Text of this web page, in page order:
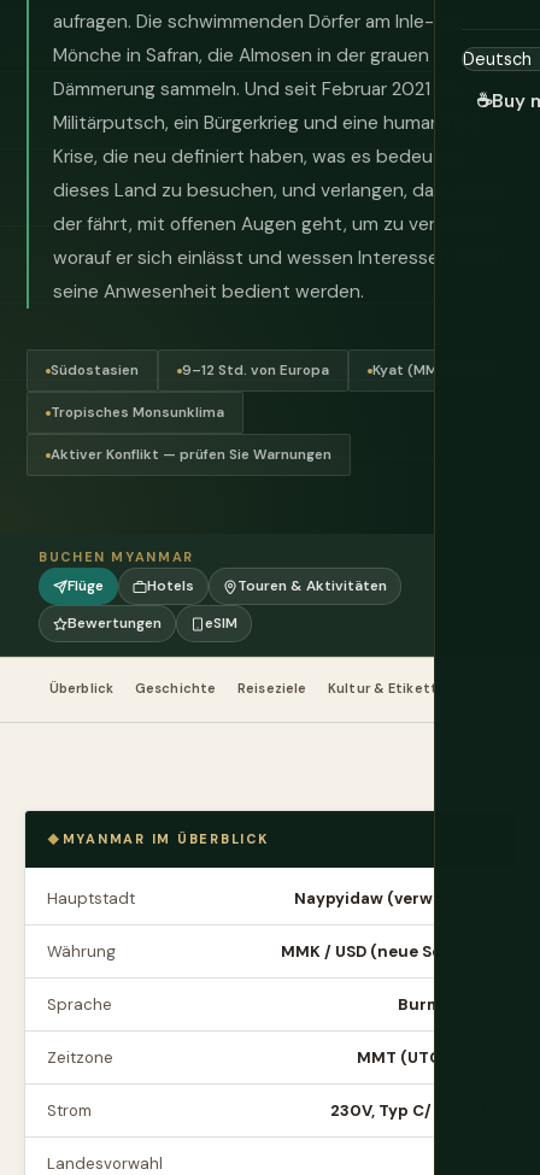
☕Buy
aufragen. Die schwimmenden Dörfer am Inle-See.
Mönche in Safran, die Almosen in der grauen
Dämmerung sammeln. Und seit Februar 2021 ein
Militärputsch, ein Bürgerkrieg und eine humanitäre
Krise, die neu definiert haben, was es bedeutet,
dieses Land zu besuchen, und verlangen, dass jeder,
der fährt, mit offenen Augen geht, um zu verstehen,
worauf er sich einlässt und wessen Interessen durch
seine Anwesenheit bedient werden.
Südostasien 9–12 Std. von Europa Kyat (MMK) / USD
Tropisches Monsunklima
Aktiver Konflikt — prüfen Sie Warnungen
BUCHEN MYANMAR
Flüge Hotels
Touren & Aktivitäten
Bewertungen
eSIM
Überblick Geschichte Reiseziele Kultur & Etikette
MYANMAR IM ÜBERBLICK
Hauptstadt Naypyidaw (verwaltend)
Währung MMK / USD (neue Scheine)
Sprache Burmesisch
Zeitzone MMT (UTC+6:30)
Strom 230V, Typ C/D/F/G/I
Landesvorwahl